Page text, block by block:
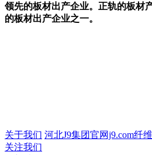
领先的板材出产企业。正轨的板材
的板材出产企业之一。
关于我们 河北J9集团官网j9.com纤
关注我们